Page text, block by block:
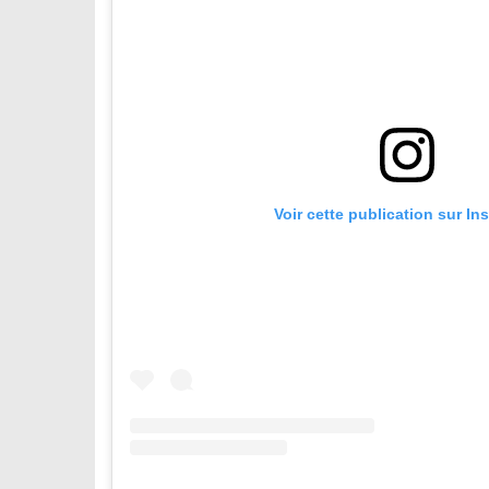
Voir cette publication sur